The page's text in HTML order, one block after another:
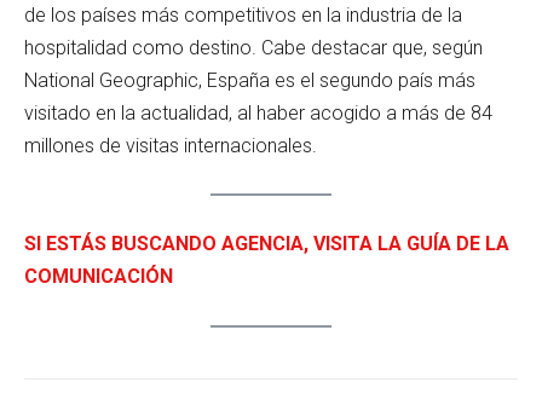
de los países más competitivos en la industria de la
hospitalidad como destino. Cabe destacar que, según
National Geographic, España es el segundo país más
visitado en la actualidad, al haber acogido a más de 84
millones de visitas internacionales.
SI ESTÁS BUSCANDO AGENCIA, VISITA LA GUÍA DE LA
COMUNICACIÓN